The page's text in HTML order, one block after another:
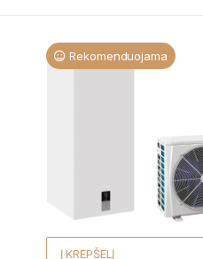
Rekomenduojama
Į KREPŠELĮ